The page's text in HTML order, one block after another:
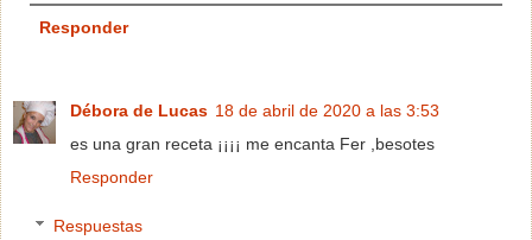
Responder
Débora de Lucas 18 de abril de 2020 a las 3:53
es una gran receta ¡¡¡¡ me encanta Fer ,besotes
Responder
Respuestas